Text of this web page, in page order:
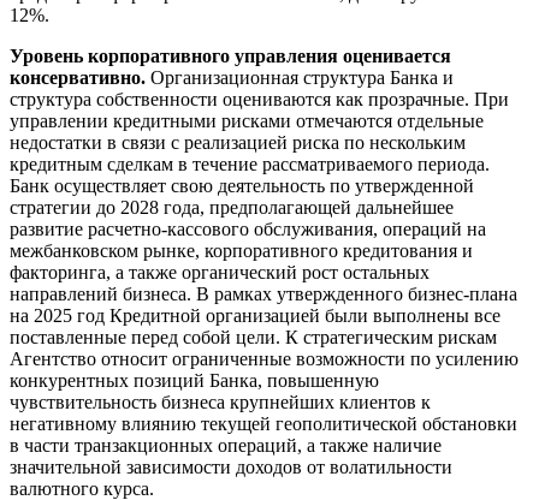
12%.
Уровень корпоративного управления оценивается
консервативно. Организационная структура Банка и
структура собственности оцениваются как прозрачные. При
управлении кредитными рисками отмечаются отдельные
недостатки в связи с реализацией риска по нескольким
кредитным сделкам в течение рассматриваемого периода.
Банк осуществляет свою деятельность по утвержденной
стратегии до 2028 года, предполагающей дальнейшее
развитие расчетно-кассового обслуживания, операций на
межбанковском рынке, корпоративного кредитования и
факторинга, а также органический рост остальных
направлений бизнеса. В рамках утвержденного бизнес-плана
на 2025 год Кредитной организацией были выполнены все
поставленные перед собой цели. К стратегическим рискам
Агентство относит ограниченные возможности по усилению
конкурентных позиций Банка, повышенную
чувствительность бизнеса крупнейших клиентов к
негативному влиянию текущей геополитической обстановки
в части транзакционных операций, а также наличие
значительной зависимости доходов от волатильности
валютного курса.